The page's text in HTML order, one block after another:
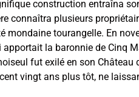
construction entraîna
connaîtra plusieurs
mondaine tourangelle. En
la baronnie de Cinq
fut exilé en son Château
vingt ans plus tôt, ne